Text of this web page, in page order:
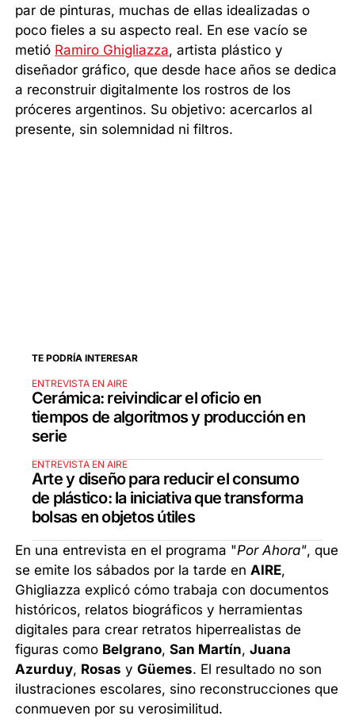
par de pinturas, muchas de ellas idealizadas o
poco fieles a su aspecto real. En ese vacío se
metió Ramiro Ghigliazza, artista plástico y
diseñador gráfico, que desde hace años se dedica
a reconstruir digitalmente los rostros de los
próceres argentinos. Su objetivo: acercarlos al
presente, sin solemnidad ni filtros.
TE PODRÍA INTERESAR
ENTREVISTA EN AIRE
Cerámica: reivindicar el oficio en
tiempos de algoritmos y producción en
serie
ENTREVISTA EN AIRE
Arte y diseño para reducir el consumo
de plástico: la iniciativa que transforma
bolsas en objetos útiles
En una entrevista en el programa "Por Ahora", que
se emite los sábados por la tarde enAIRE,
Ghigliazza explicó cómo trabaja con documentos
históricos, relatos biográficos y herramientas
digitales para crear retratos hiperrealistas de
figuras como Belgrano,San Martín,Juana
Azurduy, Rosas yGüemes. El resultado no son
ilustraciones escolares, sino reconstrucciones que
conmueven por su verosimilitud.